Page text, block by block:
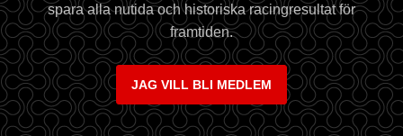
spara alla nutida och historiska racingresultat för
framtiden.
JAG VILL BLI MEDLEM